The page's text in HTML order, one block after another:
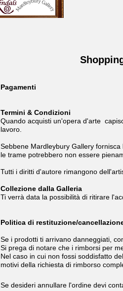
Pagamenti
Termini & Condizioni
Quando acquisti un'opera d'arte
lavoro.
Sebbene Mardleybury Gallery
le trame potrebbero non essere
Tutti i diritti d'autore rimangono
Collezione dalla Galleria
Ti verrà data la possibilità di ritirare
Politica di restituzione/
Se i prodotti ti arrivano danneggiati,
Si prega di notare che i rimborsi per
Nel caso in cui non fossi soddisfatto
motivi della richiesta di rimborso
Se desideri annullare l'ordine devi